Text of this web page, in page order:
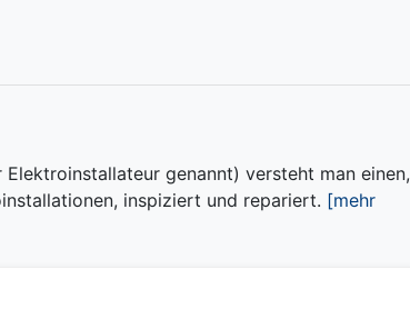
genannt) versteht man einen,
inspiziert und repariert. [mehr